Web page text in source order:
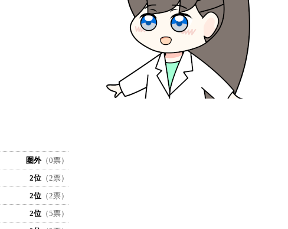
圏外（0票）
2位 （2票）
2位 （2票）
2位 （5票）